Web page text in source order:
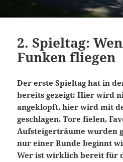
2. Spieltag:
Funken fliegen
Der erste Spieltag hat in
bereits gezeigt: Hier wird
angeklopft, hier wird mit
geschlagen. Tore fielen,
Aufsteigerträume wurden
nur einer Runde beginnt
Wer ist wirklich bereit für